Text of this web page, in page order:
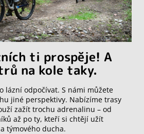
ti prospěje! A
na kole taky.
lázní odpočívat. S námi můžete
jiné perspektivy. Nabízíme trasy
zažít trochu adrenalinu – od
až po ty, kteří si chtějí užít
týmového ducha.